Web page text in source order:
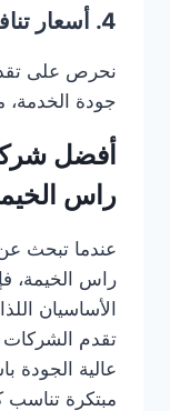
4. أسعار تنافسية
نحرص على
جودة
أفضل
راس
عندما تبحث
راس الخيمة،
الأساسيان
تقدم الشركات
عالية الجودة
مبتكرة تناسب